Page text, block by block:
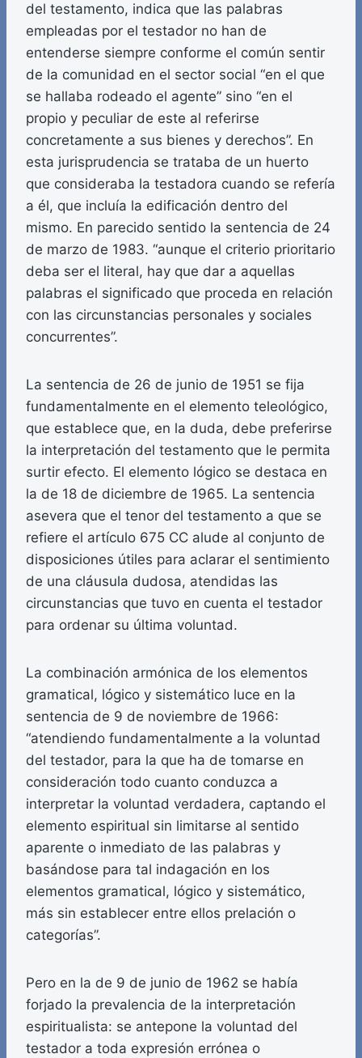
del testamento, indica que las palabras
empleadas por el testador no han de
entenderse siempre conforme el común sentir
de la comunidad en el sector social “en el que
se hallaba rodeado el agente” sino “en el
propio y peculiar de este al referirse
concretamente a sus bienes y derechos”. En
esta jurisprudencia se trataba de un huerto
que consideraba la testadora cuando se refería
a él, que incluía la edificación dentro del
mismo. En parecido sentido la sentencia de 24
de marzo de 1983. “aunque el criterio prioritario
deba ser el literal, hay que dar a aquellas
palabras el significado que proceda en relación
con las circunstancias personales y sociales
concurrentes”.
La sentencia de 26 de junio de 1951 se fija
fundamentalmente en el elemento teleológico,
que establece que, en la duda, debe preferirse
la interpretación del testamento que le permita
surtir efecto. El elemento lógico se destaca en
la de 18 de diciembre de 1965. La sentencia
asevera que el tenor del testamento a que se
refiere el artículo 675 CC alude al conjunto de
disposiciones útiles para aclarar el sentimiento
de una cláusula dudosa, atendidas las
circunstancias que tuvo en cuenta el testador
para ordenar su última voluntad.
La combinación armónica de los elementos
gramatical, lógico y sistemático luce en la
sentencia de 9 de noviembre de 1966:
“atendiendo fundamentalmente a la voluntad
del testador, para la que ha de tomarse en
consideración todo cuanto conduzca a
interpretar la voluntad verdadera, captando el
elemento espiritual sin limitarse al sentido
aparente o inmediato de las palabras y
basándose para tal indagación en los
elementos gramatical, lógico y sistemático,
más sin establecer entre ellos prelación o
categorías”.
Pero en la de 9 de junio de 1962 se había
forjado la prevalencia de la interpretación
espiritualista: se antepone la voluntad del
testador a toda expresión errónea o